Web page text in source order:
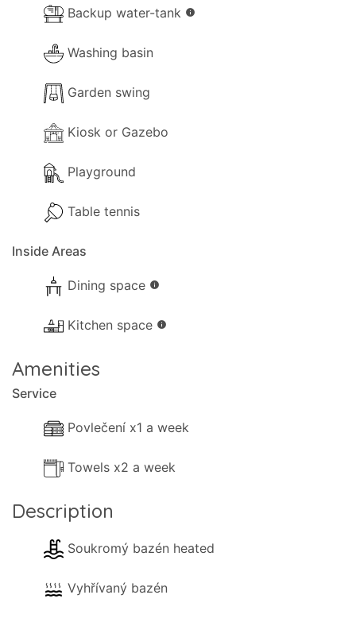
- Knihy.
- Vytápění ( možnost použití klimatizace).
- Jídelna
- Kuchyňský kout
- Venkovní jídelní nábytek
- Kávovar (filtrovaná káva)
- Sporák s el. troubou
- Mikrovlnná trouba
- Toustovač
- Jídelní a kuchyňské nádobí
- Mixér / Multi
Další informace o bazénu
Backup water-tank info
Washing basin
Garden swing
Kiosk or Gazebo
Playground
Table tennis
Inside Areas
Dining space info
Kitchen space info
Amenities
Service
Povlečení x1 a week
Towels x2 a week
Description
Soukromý bazén heated
Vyhřívaný bazén